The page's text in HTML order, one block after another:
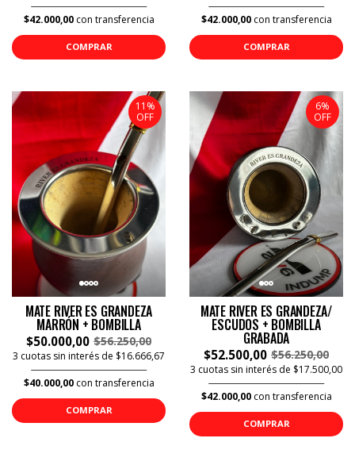
$42.000,00con transferencia
COMPRAR
$42.000,00con transferencia
COMPRAR
11%
OFF
MATE RIVER ES GRANDEZA
MARRÓN + BOMBILLA
$50.000,00 $56.250,00
3 cuotas sin interés de $16.666,67
$40.000,00con transferencia
COMPRAR
6%
OFF
MATE RIVER ES GRANDEZA/
ESCUDOS + BOMBILLA
GRABADA
$52.500,00 $56.250,00
3 cuotas sin interés de $17.500,00
$42.000,00con transferencia
COMPRAR